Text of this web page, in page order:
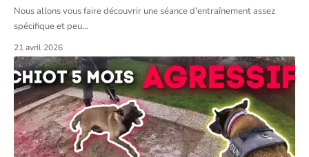
Nous allons vous faire découvrir une séance d'entraînement assez
spécifique et peu…
21 avril 2026